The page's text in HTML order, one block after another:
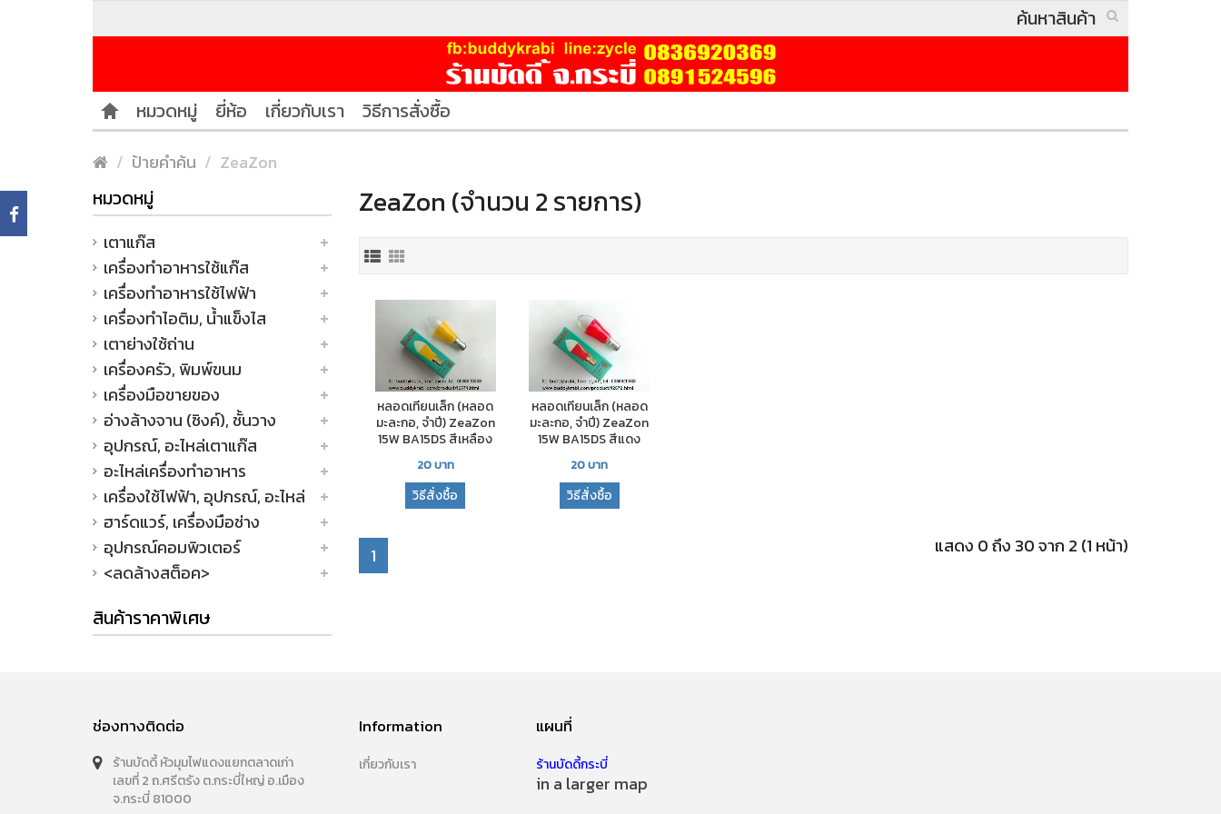
หมวดหมู่ ยี่ห้อ เกี่ยวกับเรา วิธีการสั่งซื้อ
ป้ายคำค้น ZeaZon
หมวดหมู่
เตาแก๊ส
เครื่องทำอาหารใช้แก๊ส
เครื่องทำอาหารใช้ไฟฟ้า
เครื่องทำไอติม, น้ำแข็งไส
เตาย่างใช้ถ่าน
เครื่องครัว, พิมพ์ขนม
เครื่องมือขายของ
อ่างล้างจาน (ซิงค์), ชั้นวาง
อุปกรณ์, อะไหล่เตาแก๊ส
อะไหล่เครื่องทำอาหาร
เครื่องใช้ไฟฟ้า, อุปกรณ์, อะไหล่
ฮาร์ดแวร์, เครื่องมือช่าง
อุปกรณ์คอมพิวเตอร์
<ลดล้างสต็อค>
สินค้าราคาพิเศษ
ZeaZon (จำนวน 2 รายการ)
หลอดเทียนเล็ก (หลอด
มะละกอ, จำปี) ZeaZon
15W BA15DS สีเหลือง
20บาท
วิธีสั่งซื้อ
หลอดเทียนเล็ก (หลอด
มะละกอ, จำปี) ZeaZon
15W BA15DS สีแดง
20บาท
วิธีสั่งซื้อ
1 แสดง 0 ถึง 30 จาก 2 (1 หน้า)
ช่องทางติดต่อ
ร้านบัดดี้ หัวมุมไฟแดงแยกตลาดเก่า
เลขที่ 2 ถ.ศรีตรัง ต.กระบี่ใหญ่ อ.เมือง
จ.กระบี่ 81000
Information
เกี่ยวกับเรา
แผนที่
ร้านบัดดี้กระบี่
in a larger map